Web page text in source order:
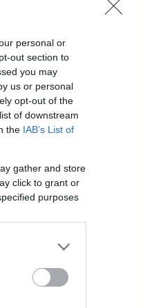
personal or
out section to
you may
us or personal
opt-out of the
of downstream
the IAB’s List of
gather and store
click to grant or
purposes
για την
ζωή: «Δεν
Τραγωδία
πανικός
Τι λένε
42χρονη
πνίγηκε
να σώσει
Πώς
τους
Αλβανία
τη